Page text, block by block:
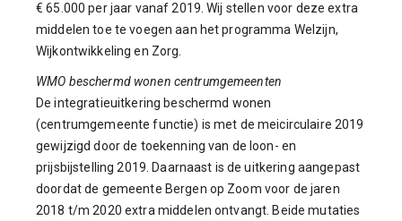
€ 65.000 per jaar vanaf 2019. Wij stellen voor deze extra
middelen toe te voegen aan het programma Welzijn,
Wijkontwikkeling en Zorg.
WMO beschermd wonen centrumgemeenten
De integratieuitkering beschermd wonen
(centrumgemeente functie) is met de meicirculaire 2019
gewijzigd door de toekenning van de loon- en
prijsbijstelling 2019. Daarnaast is de uitkering aangepast
doordat de gemeente Bergen op Zoom voor de jaren
2018 t/m 2020 extra middelen ontvangt. Beide mutaties